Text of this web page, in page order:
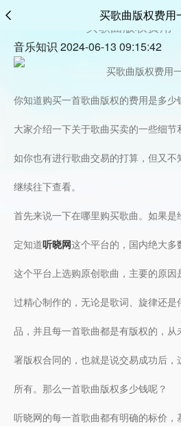
买歌曲版权费用
买歌曲版权费用
音乐知识 2024-06-13 09:15:42
你知道购买一首歌曲版权的费用是多
大家介绍一下关于歌曲买卖的一些细
如你也有进行歌曲交易的打算，但又
继续往下查看。
首先来说一下在哪里购买歌曲。如果
定知道听晓网这个平台的，国内绝大
这个平台上选购原创歌曲，主要的原
过精心制作的，无论是歌词、旋律还
品，并且每一首歌曲都是有版权的，
署版权合同的，也就是说交易成功后
所有。那么一首歌曲版权多少钱呢？
听晓网的每一首歌曲都有明确的标价